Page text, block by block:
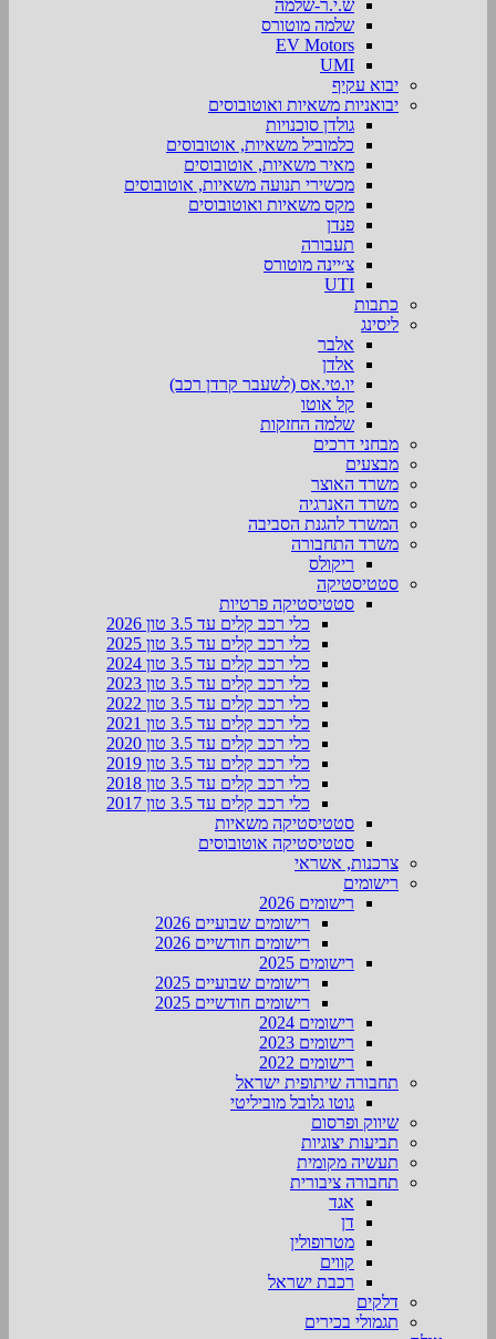
ש.י.ר-שלמה
שלמה מוטורס
EV Motors
UMI
יבוא עקיף
יבואניות משאיות ואוטובוסים
גולדן סוכנויות
כלמוביל משאיות, אוטובוסים
מאיר משאיות, אוטובוסים
מכשירי תנועה משאיות, אוטובוסים
מקס משאיות ואוטובוסים
פנדן
תעבורה
צ׳יינה מוטורס
UTI
כתבות
ליסינג
אלבר
אלדן
יו.טי.אס (לשעבר קרדן רכב)
קל אוטו
שלמה החזקות
מבחני דרכים
מבצעים
משרד האוצר
משרד האנרגיה
המשרד להגנת הסביבה
משרד התחבורה
ריקולס
סטטיסטיקה
סטטיסטיקה פרטיות
כלי רכב קלים עד 3.5 טון 2026
כלי רכב קלים עד 3.5 טון 2025
כלי רכב קלים עד 3.5 טון 2024
כלי רכב קלים עד 3.5 טון 2023
כלי רכב קלים עד 3.5 טון 2022
כלי רכב קלים עד 3.5 טון 2021
כלי רכב קלים עד 3.5 טון 2020
כלי רכב קלים עד 3.5 טון 2019
כלי רכב קלים עד 3.5 טון 2018
כלי רכב קלים עד 3.5 טון 2017
סטטיסטיקה משאיות
סטטיסטיקה אוטובוסים
צרכנות, אשראי
רישומים
רישומים 2026
רישומים שבועיים 2026
רישומים חודשיים 2026
רישומים 2025
רישומים שבועיים 2025
רישומים חודשיים 2025
רישומים 2024
רישומים 2023
רישומים 2022
תחבורה שיתופית ישראל
גוטו גלובל מוביליטי
שיווק ופרסום
תביעות יצוגיות
תעשיה מקומית
תחבורה ציבורית
אגד
דן
מטרופולין
קווים
רכבת ישראל
דלקים
תגמולי בכירים